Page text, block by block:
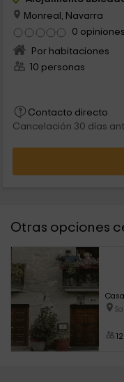
Monreal, Navarra
0 opiniones
Por habitaciones
10 personas
Contacto directo
Cancelación 30 días
Otras opciones
12